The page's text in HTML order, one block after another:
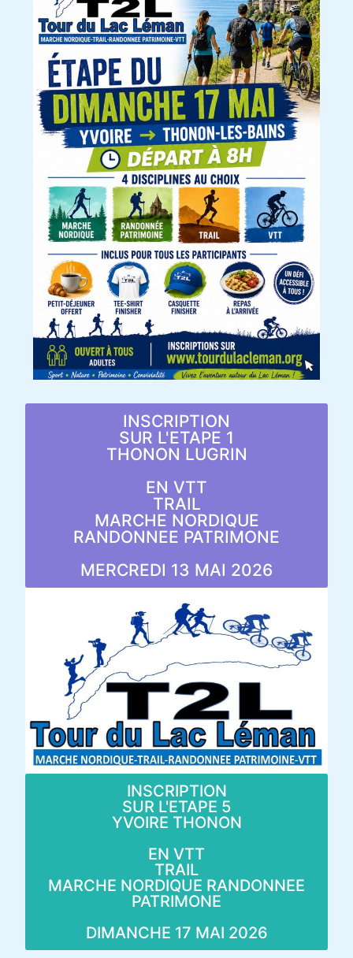
INSCRIPTION
SUR L'ETAPE 1
THONON LUGRIN
EN VTT
TRAIL
MARCHE NORDIQUE
RANDONNEE PATRIMONE
MERCREDI 13 MAI 2026
INSCRIPTION
SUR L'ETAPE 5
YVOIRE THONON
EN VTT
TRAIL
MARCHE NORDIQUE RANDONNEE
PATRIMONE
DIMANCHE 17 MAI 2026